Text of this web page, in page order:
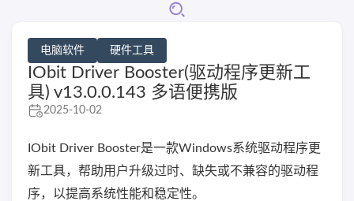
电脑软件 硬件工具
IObit Driver Booster(驱动程序更新工
具) v13.0.0.143 多语便携版
2025-10-02
IObit Driver Booster是一款Windows系统驱动程序更
新工具，帮助用户升级过时、缺失或不兼容的驱动程
序，以提高系统性能和稳定性。